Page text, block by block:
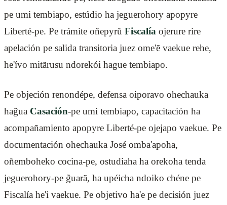
pe umi tembiapo, estúdio ha jeguerohory apopyre
Liberté-pe. Pe trámite oñepyrũ Fiscalía ojerure rire
apelación pe salida transitoria juez ome'ẽ vaekue rehe,
he'ívo mitãrusu ndorekói hague tembiapo.
Pe objeción renondépe, defensa oiporavo ohechauka
hag̃ua Casación-pe umi tembiapo, capacitación ha
acompañamiento apopyre Liberté-pe ojejapo vaekue. Pe
documentación ohechauka José omba'apoha,
oñemboheko cocina-pe, ostudiaha ha orekoha tenda
jeguerohory-pe g̃uarã, ha upéicha ndoiko chéne pe
Fiscalía he'i vaekue. Pe objetivo ha'e pe decisión juez